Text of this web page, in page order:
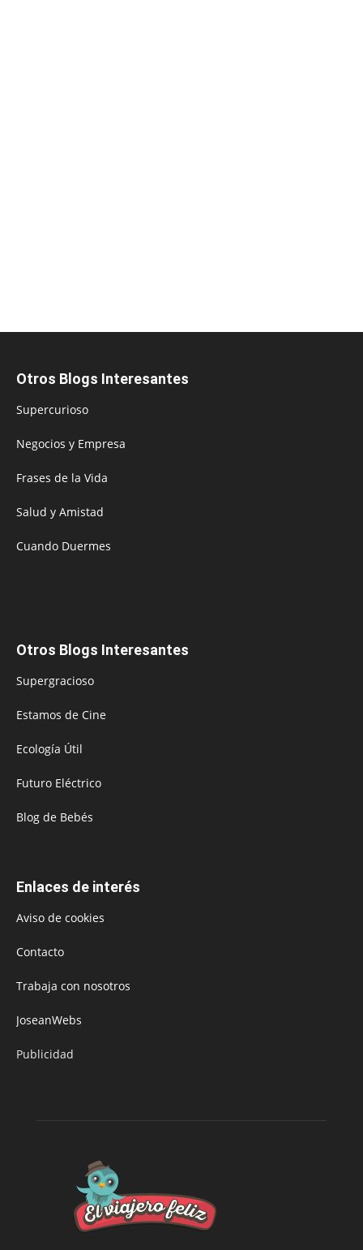
Otros Blogs Interesantes
Supercurioso
Negocios y Empresa
Frases de la Vida
Salud y Amistad
Cuando Duermes
Otros Blogs Interesantes
Supergracioso
Estamos de Cine
Ecología Útil
Futuro Eléctrico
Blog de Bebés
Enlaces de interés
Aviso de cookies
Contacto
Trabaja con nosotros
JoseanWebs
Publicidad